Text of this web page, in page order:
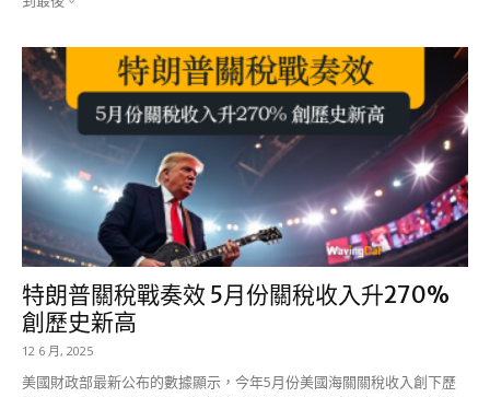
特朗普關稅戰奏效 5月份關稅收入升270%
創歷史新高
12 6 月, 2025
美國財政部最新公布的數據顯示，今年5月份美國海關關稅收入創下歷